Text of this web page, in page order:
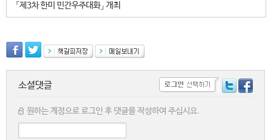
「제3차 한미 민간우주대화」 개최
소셜댓글
원하는 계정으로 로그인 후 댓글을 작성하여 주십시요.